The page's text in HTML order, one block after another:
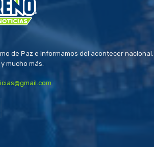
de Paz e informamos del acontecer nacional,
mucho más.